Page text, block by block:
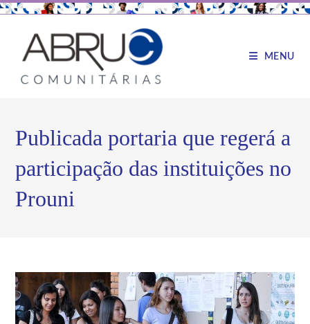
MENU
Publicada portaria que regerá a
participação das instituições no
Prouni